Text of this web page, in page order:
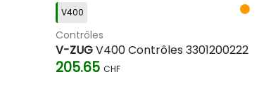
V400
Contrôles
V-ZUGV400 Contrôles 3301200222
205.65 CHF